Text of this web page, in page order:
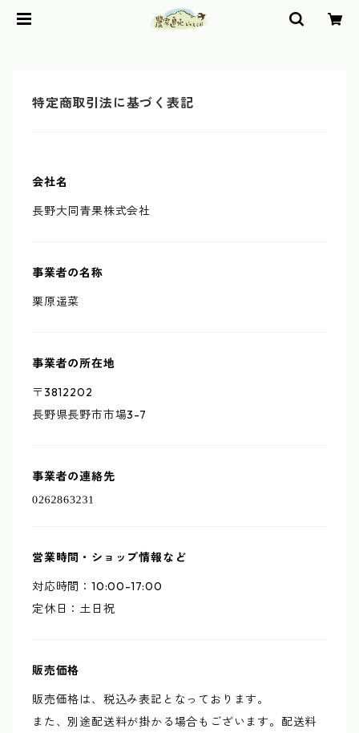
特定商取引法に基づく表記
会社名
長野大同青果株式会社
事業者の名称
栗原遥菜
事業者の所在地
〒3812202
長野県長野市市場3-7
事業者の連絡先
営業時間・ショップ情報など
対応時間：10:00-17:00
定休日：土日祝
販売価格
販売価格は、税込み表記となっております。
また、別途配送料が掛かる場合もございます。配送料